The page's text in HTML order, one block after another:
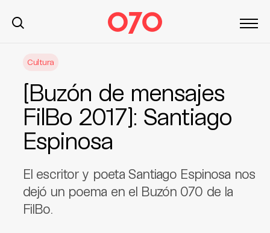
Cultura
[Buzón de mensajes
FilBo 2017]: Santiago
Espinosa
El escritor y poeta Santiago Espinosa nos
dejó un poema en el Buzón 070 de la
FilBo.